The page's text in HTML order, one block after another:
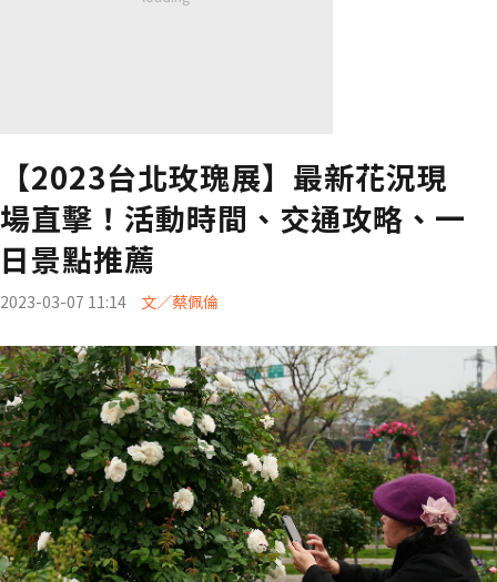
【2023台北玫瑰展】最新花況現
場直擊！活動時間、交通攻略、一
日景點推薦
2023-03-07 11:14 文／蔡佩倫